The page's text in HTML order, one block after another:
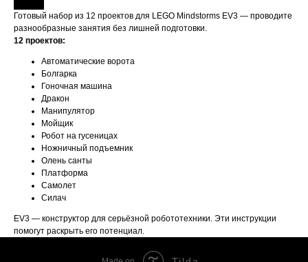
Готовый набор из 12 проектов для LEGO Mindstorms EV3 — проводите
разнообразные занятия без лишней подготовки.
12 проектов:
Автоматические ворота
Болгарка
Гоночная машина
Дракон
Манипулятор
Мойщик
Робот на гусеницах
Ножничный подъемник
Олень санты
Платформа
Самолет
Силач
EV3 — конструктор для серьёзной робототехники. Эти инструкции
помогут раскрыть его потенциал.